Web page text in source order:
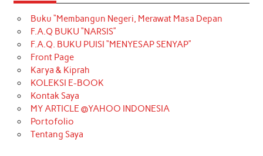
Buku “Membangun Negeri, Merawat Masa Depan
F.A.Q BUKU “NARSIS”
F.A.Q. BUKU PUISI “MENYESAP SENYAP”
Front Page
Karya & Kiprah
KOLEKSI E-BOOK
Kontak Saya
MY ARTICLE @YAHOO INDONESIA
Portofolio
Tentang Saya